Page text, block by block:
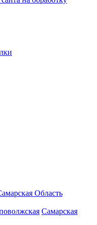
Область
Самарская